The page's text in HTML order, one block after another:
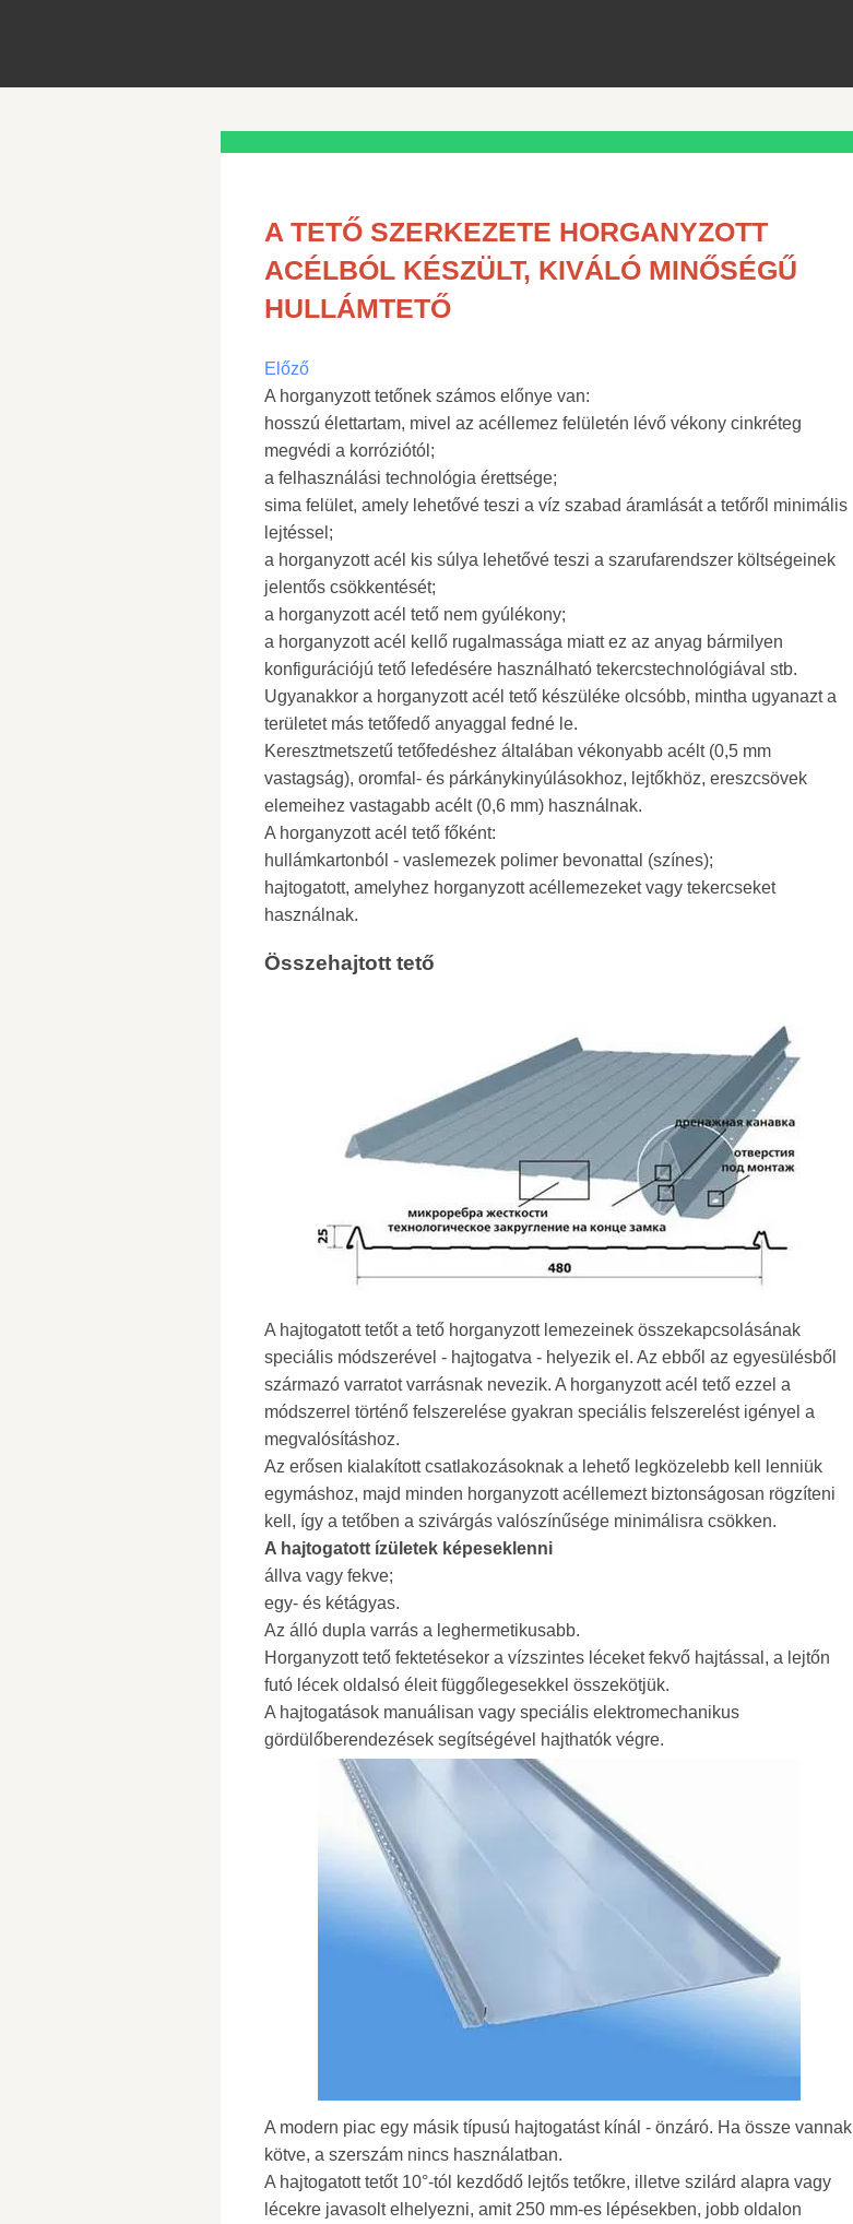
A TETŐ SZERKEZETE HORGANYZOTT
ACÉLBÓL KÉSZÜLT, KIVÁLÓ MINŐSÉGŰ
HULLÁMTETŐ
Előző
A horganyzott tetőnek számos előnye van:
hosszú élettartam, mivel az acéllemez felületén lévő vékony cinkréteg
megvédi a korróziótól;
a felhasználási technológia érettsége;
sima felület, amely lehetővé teszi a víz szabad áramlását a tetőről minimális
lejtéssel;
a horganyzott acél kis súlya lehetővé teszi a szarufarendszer költségeinek
jelentős csökkentését;
a horganyzott acél tető nem gyúlékony;
a horganyzott acél kellő rugalmassága miatt ez az anyag bármilyen
konfigurációjú tető lefedésére használható tekercstechnológiával stb.
Ugyanakkor a horganyzott acél tető készüléke olcsóbb, mintha ugyanazt a
területet más tetőfedő anyaggal fedné le.
Keresztmetszetű tetőfedéshez általában vékonyabb acélt (0,5 mm
vastagság), oromfal- és párkánykinyúlásokhoz, lejtőkhöz, ereszcsövek
elemeihez vastagabb acélt (0,6 mm) használnak.
A horganyzott acél tető főként:
hullámkartonból - vaslemezek polimer bevonattal (színes);
hajtogatott, amelyhez horganyzott acéllemezeket vagy tekercseket
használnak.
Összehajtott tető
A hajtogatott tetőt a tető horganyzott lemezeinek összekapcsolásának
speciális módszerével - hajtogatva - helyezik el. Az ebből az egyesülésből
származó varratot varrásnak nevezik. A horganyzott acél tető ezzel a
módszerrel történő felszerelése gyakran speciális felszerelést igényel a
megvalósításhoz.
Az erősen kialakított csatlakozásoknak a lehető legközelebb kell lenniük
egymáshoz, majd minden horganyzott acéllemezt biztonságosan rögzíteni
kell, így a tetőben a szivárgás valószínűsége minimálisra csökken.
A hajtogatott ízületek képeseklenni
állva vagy fekve;
egy- és kétágyas.
Az álló dupla varrás a leghermetikusabb.
Horganyzott tető fektetésekor a vízszintes léceket fekvő hajtással, a lejtőn
futó lécek oldalsó éleit függőlegesekkel összekötjük.
A hajtogatások manuálisan vagy speciális elektromechanikus
gördülőberendezések segítségével hajthatók végre.
A modern piac egy másik típusú hajtogatást kínál - önzáró. Ha össze vannak
kötve, a szerszám nincs használatban.
A hajtogatott tetőt 10°-tól kezdődő lejtős tetőkre, illetve szilárd alapra vagy
lécekre javasolt elhelyezni, amit 250 mm-es lépésekben, jobb oldalon